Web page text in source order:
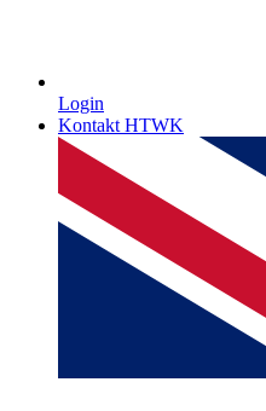
Login
Kontakt HTWK